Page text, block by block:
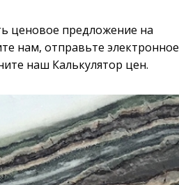
ценовое предложение на
нам, отправьте электронное
наш Калькулятор цен.